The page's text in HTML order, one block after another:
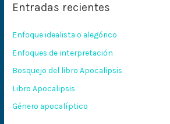
a
p
o
r
:
Entradas recientes
Enfoque idealista o alegórico
Enfoques de interpretación
Bosquejo del libro Apocalipsis
Libro Apocalipsis
Género apocalíptico